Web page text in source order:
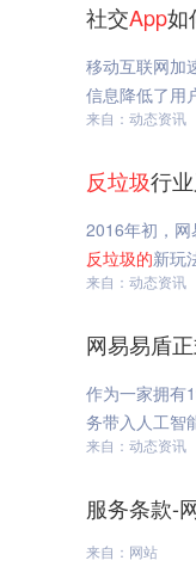
社交App如
移动互联网加
信息降低了用
来自：动态资讯
反垃圾行
2016年初，网
反垃圾的新玩
来自：动态资讯
网易易盾
作为一家拥有
务带入人工智
来自：动态资讯
服务条款-
来自：网站